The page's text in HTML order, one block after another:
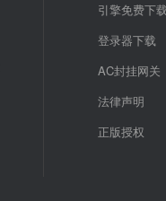
引擎免费下
登录器下载
AC封挂网关
法律声明
正版授权